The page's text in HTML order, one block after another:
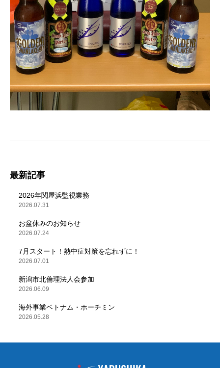
最新記事
2026年関屋浜監視業務
2026.07.31
お盆休みのお知らせ
2026.07.24
7月スタート！熱中症対策を忘れずに！
2026.07.01
新潟市北倫理法人会参加
2026.06.09
海外事業ベトナム・ホーチミン
2026.05.28